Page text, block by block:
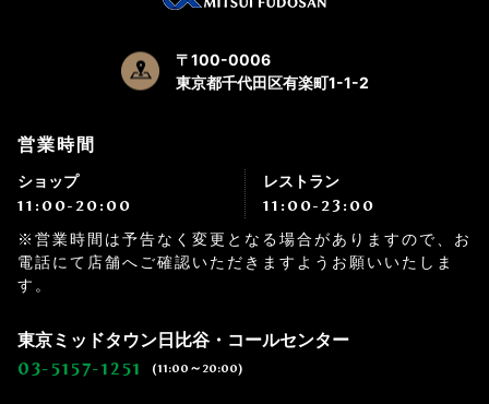
〒100-0006
東京都千代田区有楽町1-1-2
営業時間
ショップ
11:00-20:00
レストラン
11:00-23:00
※営業時間は予告なく変更となる場合がありますので、お
電話にて店舗へご確認いただきますようお願いいたしま
す。
東京ミッドタウン日比谷・コールセンター
03-5157-1251 (11:00～20:00)